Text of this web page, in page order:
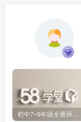
初中7~9年级全册薛金星中学教材全解PDF 百度网盘分享下载